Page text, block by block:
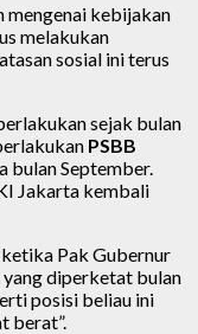
mengenai kebijakan
melakukan
sosial ini terus
sejak bulan
PSBB
bulan September.
Jakarta kembali
Pak Gubernur
diperketat bulan
posisi beliau ini
berat”.